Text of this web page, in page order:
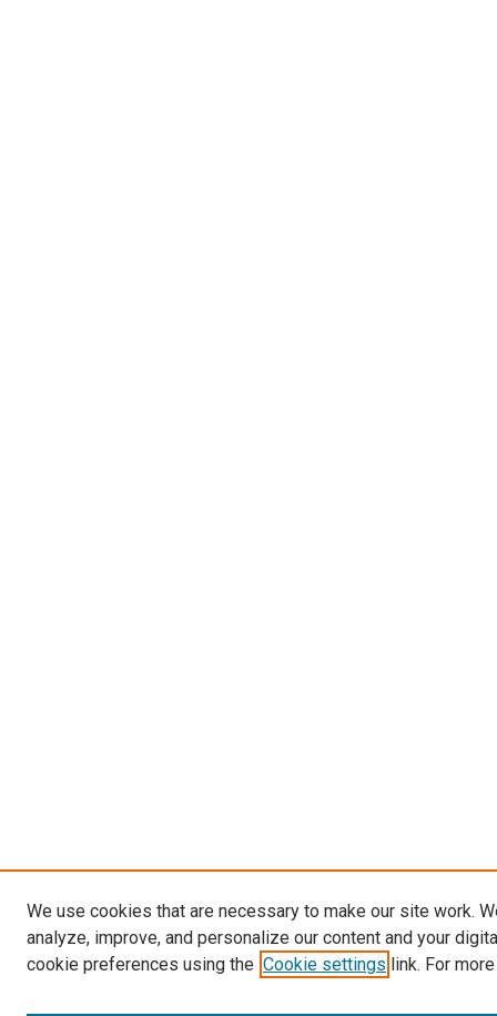
We use cookies that are necessary to make our site work.
analyze, improve, and personalize our content and your
cookie preferences using the Cookie settings link. For